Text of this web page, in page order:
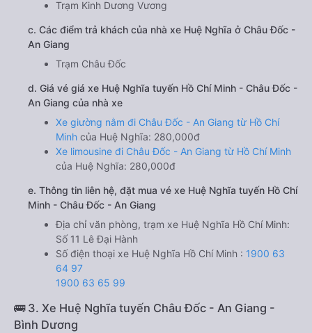
Trạm Kinh Dương Vương
c. Các điểm trả khách của nhà xe Huệ Nghĩa ở Châu Đốc -
An Giang
Trạm Châu Đốc
d. Giá vé giá xe Huệ Nghĩa tuyến Hồ Chí Minh - Châu Đốc -
An Giang của nhà xe
Xe giường nằm đi Châu Đốc - An Giang từ Hồ Chí
Minh của Huệ Nghĩa: 280,000đ
Xe limousine đi Châu Đốc - An Giang từ Hồ Chí Minh
của Huệ Nghĩa: 280,000đ
e. Thông tin liên hệ, đặt mua vé xe Huệ Nghĩa tuyến Hồ Chí
Minh - Châu Đốc - An Giang
Địa chỉ văn phòng, trạm xe Huệ Nghĩa Hồ Chí Minh:
Số 11 Lê Đại Hành
Số điện thoại xe Huệ Nghĩa Hồ Chí Minh : 1900 63
64 97
1900 63 65 99
🚌 3. Xe Huệ Nghĩa tuyến Châu Đốc - An Giang -
Bình Dương